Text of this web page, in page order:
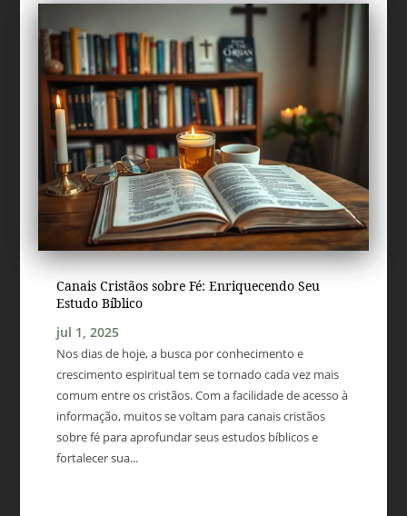
Canais Cristãos sobre Fé: Enriquecendo Seu
Estudo Bíblico
jul 1, 2025
Nos dias de hoje, a busca por conhecimento e
crescimento espiritual tem se tornado cada vez mais
comum entre os cristãos. Com a facilidade de acesso à
informação, muitos se voltam para canais cristãos
sobre fé para aprofundar seus estudos bíblicos e
fortalecer sua...